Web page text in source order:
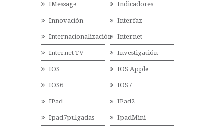
IMessage Indicadores
Innovación Interfaz
Internacionalización Internet
Internet TV Investigación
IOS IOS Apple
IOS6 IOS7
IPad IPad2
Ipad7pulgadas IpadMini